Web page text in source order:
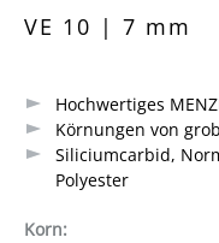
VE 10 | 7 mm
Hochwertiges
Körnungen von
Siliciumcarbid,
Polyester
Kornauswählen
: